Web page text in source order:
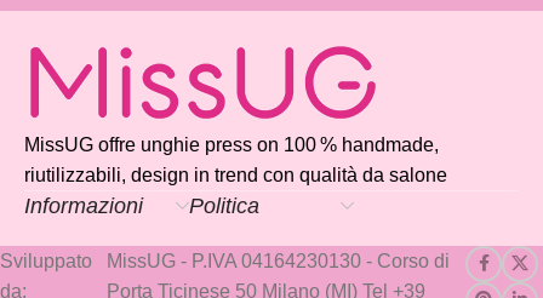
MissUG offre unghie press on 100 % handmade,
riutilizzabili, design in trend con qualità da salone
Informazioni Politica
Sviluppato
da:
MissUG - P.IVA 04164230130 - Corso di
Porta Ticinese 50 Milano (MI) Tel +39